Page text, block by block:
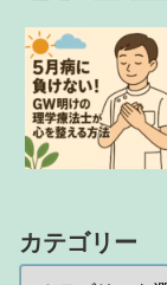
カテゴリー